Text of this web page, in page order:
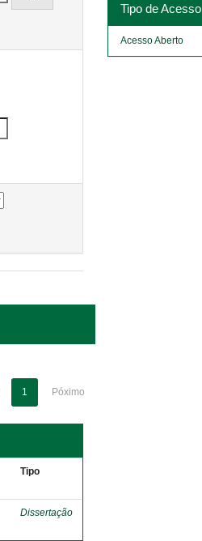
1 Póximo
Tipo
Dissertação
Tipo de Acesso
Acesso Aberto